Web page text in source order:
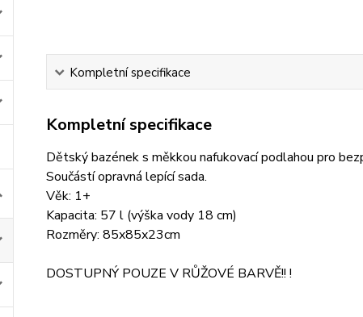
Kompletní specifikace
Kompletní specifikace
Dětský bazének s měkkou nafukovací podlahou pro
Součástí opravná lepící sada.
Věk: 1+
Kapacita: 57 l (výška vody 18 cm)
Rozměry: 85x85x23cm
DOSTUPNÝ POUZE V RŮŽOVÉ BARVĚ!! !